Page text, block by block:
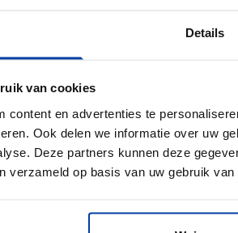
Details
van cookies
content en advertenties te
Ook delen we informatie over uw
Deze partners kunnen deze
verzameld op basis van uw gebruik
je bedrukte balpen
balpen? Vraag een gratis
met je bestelling.